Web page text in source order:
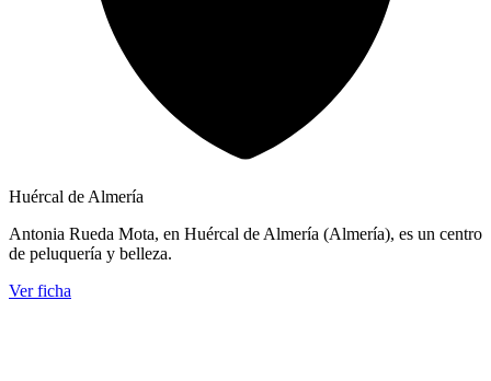
Huércal de Almería
Antonia Rueda Mota, en Huércal de Almería (Almería), es un centro
de peluquería y belleza.
Ver ficha